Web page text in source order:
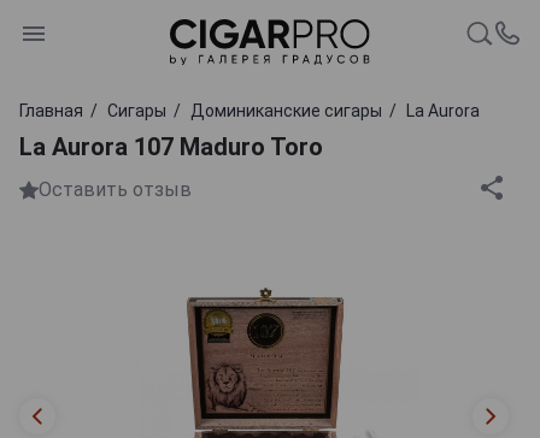
Главная Сигары Доминиканские сигары La Aurora
La Aurora 107 Maduro Toro
Оставить отзыв